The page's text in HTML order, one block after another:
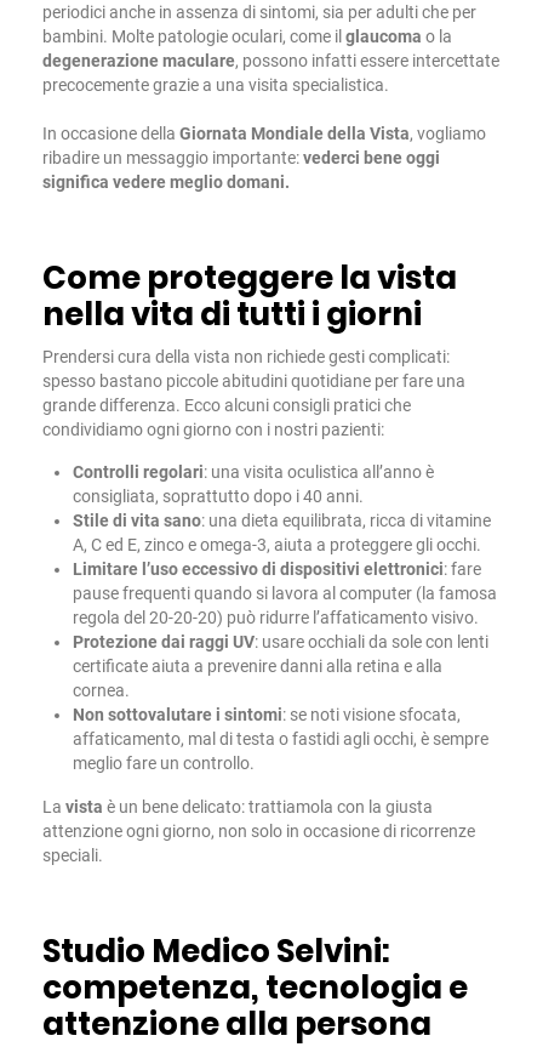
periodici anche in assenza di sintomi, sia per adulti che per
bambini. Molte patologie oculari, come il glaucoma o la
degenerazionemaculare, possono infatti essere intercettate
precocemente grazie a una visita specialistica.
In occasione della Giornata Mondiale della Vista, vogliamo
ribadire un messaggio importante:vederci bene oggi
significa vedere meglio domani.
Come proteggere la vista
nella vita di tutti i giorni
Prendersi cura della vista non richiede gesti complicati:
spesso bastano piccole abitudini quotidiane per fare una
grande differenza. Ecco alcuni consigli pratici che
condividiamo ogni giorno con i nostri pazienti:
Controlli regolari: una visita oculistica all’anno è
consigliata, soprattutto dopo i 40 anni.
Stile di vita sano: una dieta equilibrata, ricca di vitamine
A, C ed E, zinco e omega-3, aiuta a proteggere gli occhi.
Limitare l’uso eccessivo di dispositivi elettronici: fare
pause frequenti quando si lavora al computer (la famosa
regola del 20-20-20) può ridurre l’affaticamento visivo.
Protezione dai raggi UV: usare occhiali da sole con lenti
certificate aiuta a prevenire danni alla retina e alla
cornea.
Non sottovalutare i sintomi: se noti visione sfocata,
affaticamento, mal di testa o fastidi agli occhi, è sempre
meglio fare un controllo.
La vista è un bene delicato: trattiamola con la giusta
attenzione ogni giorno, non solo in occasione di ricorrenze
speciali.
Studio Medico Selvini:
competenza, tecnologia e
attenzione alla persona